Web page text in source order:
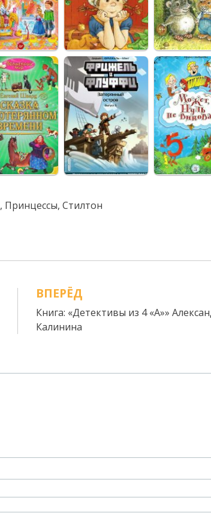
, Принцессы, Стилтон
ВПЕРЁД
Книга: «Детективы из 4 «А»»
Калинина